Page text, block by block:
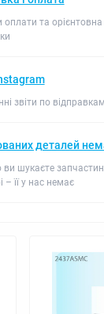
та орієнтовна
звіти по
деталей
шукаєте
– її у нас немає